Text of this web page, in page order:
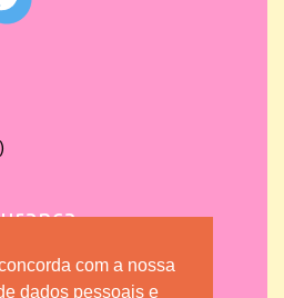
com a nossa
dados pessoais e